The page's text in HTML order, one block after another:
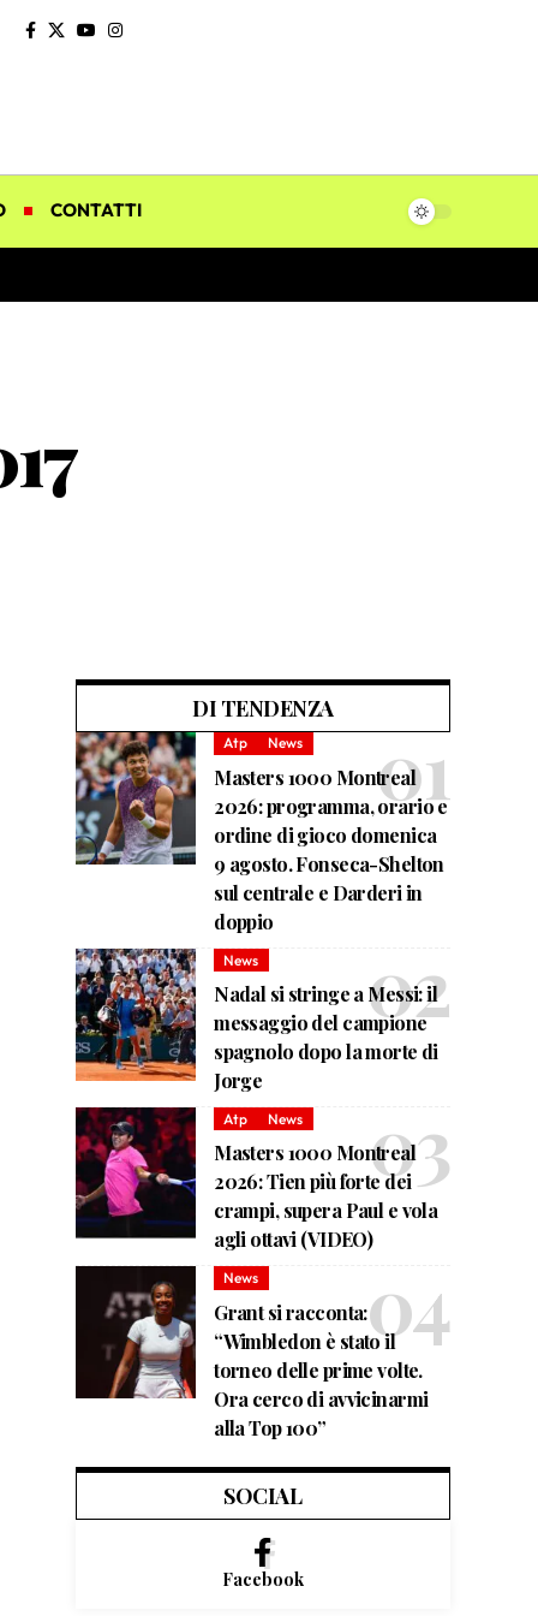
CONTATTI
DI TENDENZA
Atp News
Masters 1000 Montreal
2026: programma, orario e
ordine di gioco domenica
9 agosto. Fonseca-Shelton
sul centrale e Darderi in
doppio
News
Nadal si stringe a Messi: il
messaggio del campione
spagnolo dopo la morte di
Jorge
Atp News
Masters 1000 Montreal
2026: Tien più forte dei
crampi, supera Paul e vola
agli ottavi (VIDEO)
News
Grant si racconta:
“Wimbledon è stato il
torneo delle prime volte.
Ora cerco di avvicinarmi
alla Top 100”
SOCIAL
Facebook